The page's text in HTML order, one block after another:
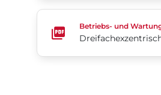
Dreifachexzentrische